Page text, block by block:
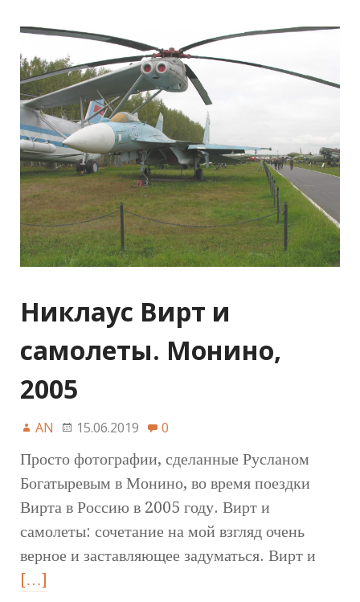
Никлаус Вирт и
самолеты. Монино,
2005
AN 15.06.2019 0
Просто фотографии, сделанные Русланом
Богатыревым в Монино, во время поездки
Вирта в Россию в 2005 году. Вирт и
самолеты: сочетание на мой взгляд очень
верное и заставляющее задуматься. Вирт и
[…]